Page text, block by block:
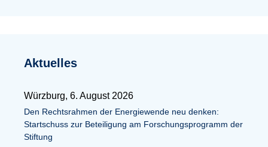
Aktuelles
Würzburg, 6. August 2026
Den Rechtsrahmen der Energiewende neu denken:
Startschuss zur Beteiligung am Forschungsprogramm der
Stiftung